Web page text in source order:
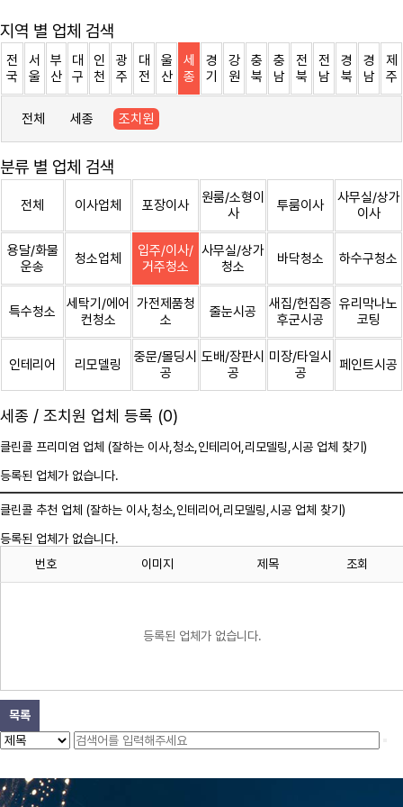
지역 별 업체 검색
전
국
서
울
부
산
대
구
인
천
광
주
대
전
울
산
세
종
경
기
강
원
충
북
충
남
전
북
전
남
경
북
경
남
제
주
전체 세종 조치원
분류 별 업체 검색
전체 이사업체 포장이사
원룸/소형이
사
투룸이사
사무실/상가
이사
용달/화물
운송
청소업체
입주/이사/
거주청소
사무실/상가
청소
바닥청소 하수구청소
특수청소
세탁기/에어
컨청소
가전제품청
소
줄눈시공
새집/헌집증
후군시공
유리막나노
코팅
인테리어 리모델링
중문/몰딩시
공
도배/장판시
공
미장/타일시
공
페인트시공
세종 / 조치원 업체 등록 (0)
클린콜 프리미엄 업체 (잘하는 이사, 청소 ,인테리어,리모델링,시공 업체 찾기)
등록된 업체가 없습니다.
클린콜 추천 업체 (잘하는 이사, 청소 ,인테리어,리모델링,시공 업체 찾기)
등록된 업체가 없습니다.
번호
이미지 제목 조회
등록된 업체가 없습니다.
목록